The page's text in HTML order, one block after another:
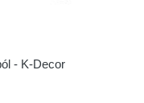
- K-Decor